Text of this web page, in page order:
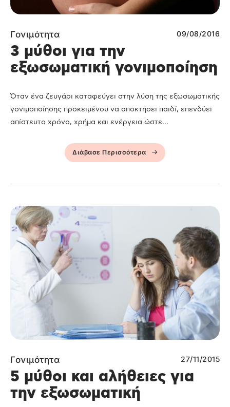
Γονιμότητα 09/08/2016
3 μύθοι για την
εξωσωματική γονιμοποίηση
Όταν ένα ζευγάρι καταφεύγει στην λύση της εξωσωματικής
γονιμοποίησης προκειμένου να αποκτήσει παιδί, επενδύει
απίστευτο χρόνο, χρήμα και ενέργεια ώστε...
Διάβασε Περισσότερα
Γονιμότητα 27/11/2015
5 μύθοι και αλήθειες για
την εξωσωματική